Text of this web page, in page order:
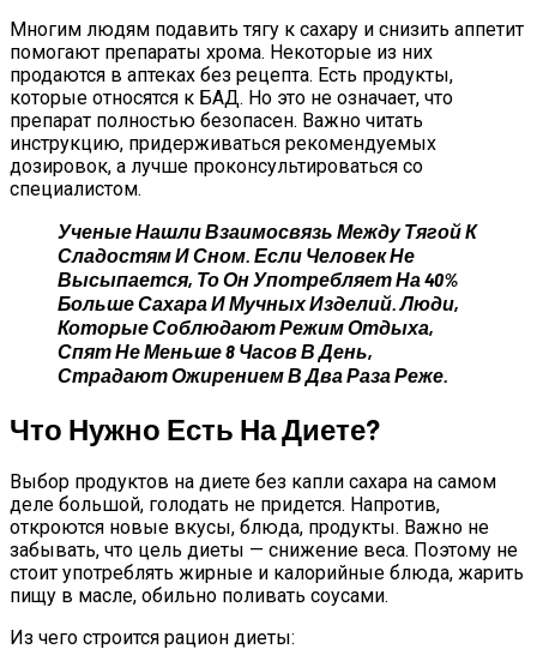
Многим людям подавить тягу к сахару и снизить аппетит
помогают препараты хрома. Некоторые из них
продаются в аптеках без рецепта. Есть продукты,
которые относятся к БАД. Но это не означает, что
препарат полностью безопасен. Важно читать
инструкцию, придерживаться рекомендуемых
дозировок, а лучше проконсультироваться со
специалистом.
Ученые Нашли Взаимосвязь Между Тягой К
Сладостям И Сном. Если Человек Не
Высыпается, То Он Употребляет На 40%
Больше Сахара И Мучных Изделий. Люди,
Которые Соблюдают Режим Отдыха,
Спят Не Меньше 8 Часов В День,
Страдают Ожирением В Два Раза Реже.
Что Нужно Есть На Диете?
Выбор продуктов на диете без капли сахара на самом
деле большой, голодать не придется. Напротив,
откроются новые вкусы, блюда, продукты. Важно не
забывать, что цель диеты — снижение веса. Поэтому не
стоит употреблять жирные и калорийные блюда, жарить
пищу в масле, обильно поливать соусами.
Из чего строится рацион диеты: